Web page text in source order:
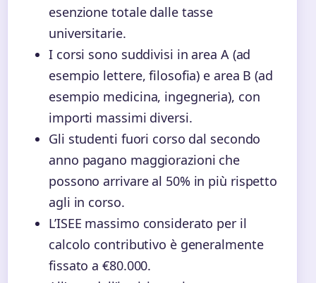
esenzione totale dalle tasse
universitarie.
I corsi sono suddivisi in area A (ad
esempio lettere, filosofia) e area B (ad
esempio medicina, ingegneria), con
importi massimi diversi.
Gli studenti fuori corso dal secondo
anno pagano maggiorazioni che
possono arrivare al 50% in più rispetto
agli in corso.
L’ISEE massimo considerato per il
calcolo contributivo è generalmente
fissato a €80.000.